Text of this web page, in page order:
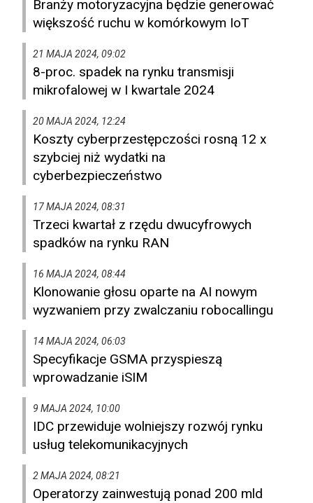
Branży motoryzacyjna będzie generować
większość ruchu w komórkowym IoT
21 MAJA 2024, 09:02
8-proc. spadek na rynku transmisji
mikrofalowej w I kwartale 2024
20 MAJA 2024, 12:24
Koszty cyberprzestępczości rosną 12 x
szybciej niż wydatki na
cyberbezpieczeństwo
17 MAJA 2024, 08:31
Trzeci kwartał z rzędu dwucyfrowych
spadków na rynku RAN
16 MAJA 2024, 08:44
Klonowanie głosu oparte na AI nowym
wyzwaniem przy zwalczaniu robocallingu
14 MAJA 2024, 06:03
Specyfikacje GSMA przyspieszą
wprowadzanie iSIM
9 MAJA 2024, 10:00
IDC przewiduje wolniejszy rozwój rynku
usług telekomunikacyjnych
2 MAJA 2024, 08:21
Operatorzy zainwestują ponad 200 mld